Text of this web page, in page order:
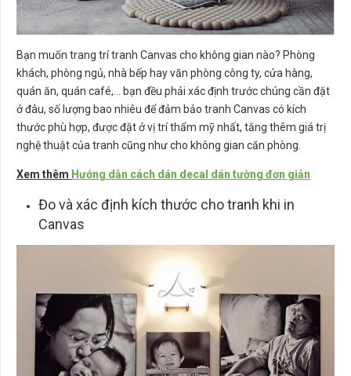
Bạn muốn trang trí tranh Canvas cho không gian nào? Phòng
khách, phòng ngủ, nhà bếp hay văn phòng công ty, cửa hàng,
quán ăn, quán café,… bạn đều phải xác định trước chúng cần đặt
ở đâu, số lượng bao nhiêu để đảm bảo tranh Canvas có kích
thước phù hợp, được đặt ở vị trí thẩm mỹ nhất, tăng thêm giá trị
nghệ thuật của tranh cũng như cho không gian căn phòng.
Xem thêm Hướng dẫn cách dán decal dán tường đơn giản
Đo và xác định kích thước cho tranh khi in
Canvas